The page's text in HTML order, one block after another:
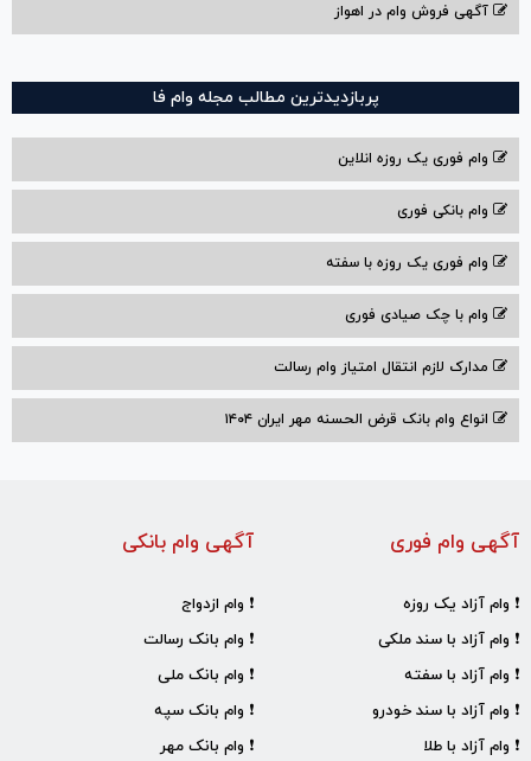
آگهی فروش وام در اهواز
پربازدیدترین مطالب مجله وام فا
وام فوری یک روزه انلاین
وام بانکی فوری
وام فوری یک روزه با سفته
وام با‌ چک صیادی‌ فوری
مدارک لازم انتقال امتیاز وام رسالت
انواع وام بانک قرض الحسنه مهر ایران ۱۴۰۴
آگهی وام بانکی
❗ وام ازدواج
❗ وام بانک رسالت
❗ وام بانک ملی
❗ وام بانک سپه
❗ وام بانک مهر
آگهی وام فوری
❗ وام آزاد یک روزه
❗ وام آزاد با سند ملکی
❗ وام آزاد با سفته
❗ وام آزاد با سند خودرو
❗ وام آزاد با طلا